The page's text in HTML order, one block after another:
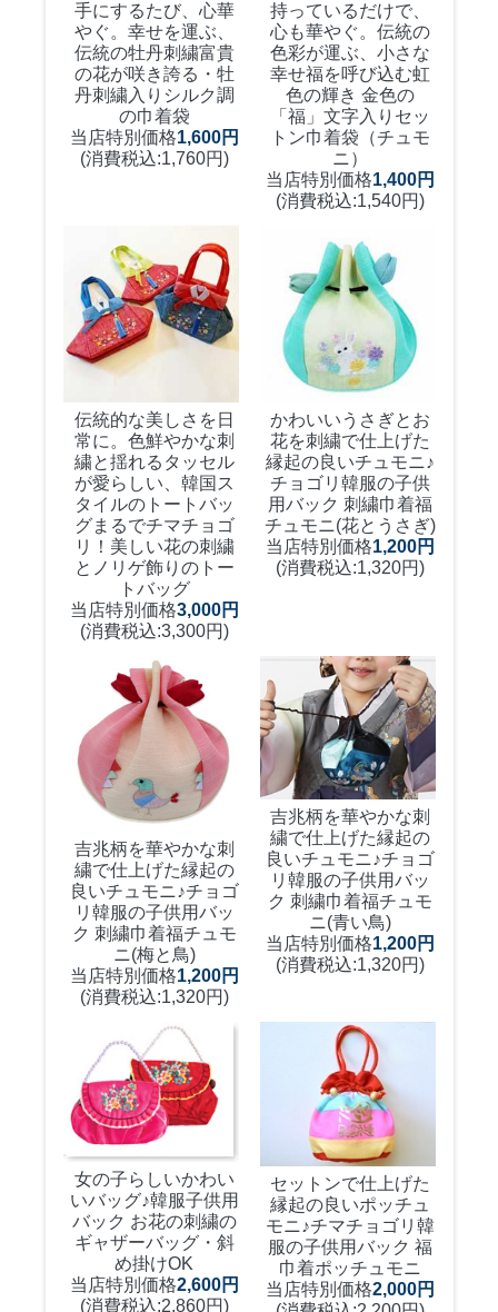
手にするたび、心華
やぐ。幸せを運ぶ、
伝統の牡丹刺繍富貴
の花が咲き誇る・牡
丹刺繍入りシルク調
の巾着袋
当店特別価格1,600円
(消費税込:1,760円)
持っているだけで、
心も華やぐ。伝統の
色彩が運ぶ、小さな
幸せ福を呼び込む虹
色の輝き 金色の
「福」文字入りセッ
トン巾着袋（チュモ
ニ）
当店特別価格1,400円
(消費税込:1,540円)
伝統的な美しさを日
常に。色鮮やかな刺
繍と揺れるタッセル
が愛らしい、韓国ス
タイルのトートバッ
グまるでチマチョゴ
リ！美しい花の刺繍
とノリゲ飾りのトー
トバッグ
当店特別価格3,000円
(消費税込:3,300円)
かわいいうさぎとお
花を刺繍で仕上げた
縁起の良いチュモニ♪
チョゴリ韓服の子供
用バック 刺繍巾着福
チュモニ(花とうさぎ)
当店特別価格1,200円
(消費税込:1,320円)
吉兆柄を華やかな刺
繍で仕上げた縁起の
良いチュモニ♪チョゴ
リ韓服の子供用バッ
ク 刺繍巾着福チュモ
ニ(梅と鳥)
当店特別価格1,200円
(消費税込:1,320円)
吉兆柄を華やかな刺
繍で仕上げた縁起の
良いチュモニ♪チョゴ
リ韓服の子供用バッ
ク 刺繍巾着福チュモ
ニ(青い鳥)
当店特別価格1,200円
(消費税込:1,320円)
女の子らしいかわい
いバッグ♪韓服子供用
バック お花の刺繍の
ギャザーバッグ・斜
め掛けOK
当店特別価格2,600円
(消費税込:2,860円)
セットンで仕上げた
縁起の良いポッチュ
モニ♪チマチョゴリ韓
服の子供用バック 福
巾着ポッチュモニ
当店特別価格2,000円